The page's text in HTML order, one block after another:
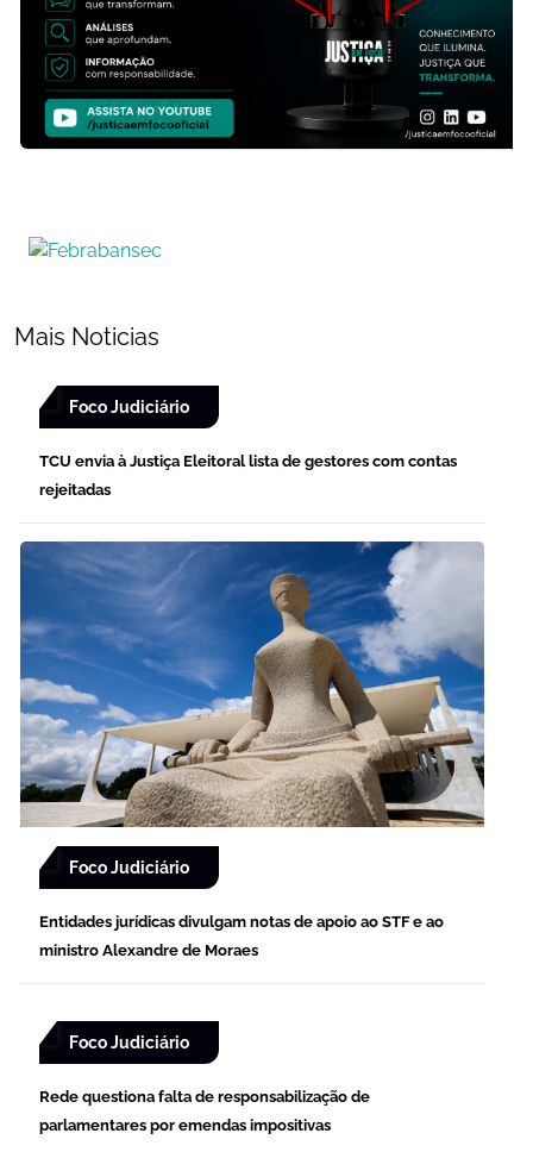
Mais Noticias
Foco Judiciário
TCU envia à Justiça Eleitoral lista de gestores com contas
rejeitadas
Foco Judiciário
Entidades jurídicas divulgam notas de apoio ao STF e ao
ministro Alexandre de Moraes
Foco Judiciário
Rede questiona falta de responsabilização de
parlamentares por emendas impositivas